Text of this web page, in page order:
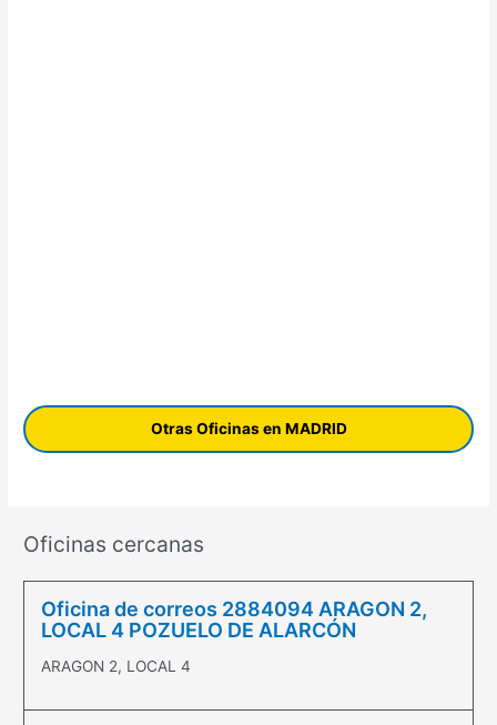
Otras Oficinas en MADRID
Oficinas cercanas
Oficina de correos 2884094 ARAGON 2,
LOCAL 4 POZUELO DE ALARCÓN
ARAGON 2, LOCAL 4